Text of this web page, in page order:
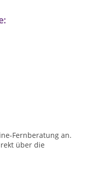
Fernberatung an.
über die